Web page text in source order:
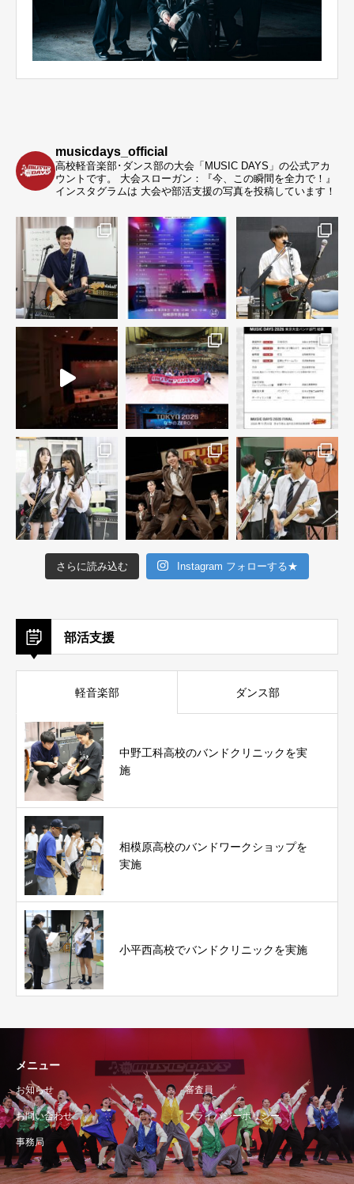
musicdays_official
高校軽音楽部･ダンス部の大会「MUSIC DAYS」の公式アカ
ウントです。
大会スローガン：『今、この瞬間を全力で！』
インスタグラムは 大会や部活支援の写真を投稿しています！
さらに読み込む Instagram フォローする★
部活支援
軽音楽部 ダンス部
中野工科高校のバンドクリニックを実
施
相模原高校のバンドワークショップを
実施
小平西高校でバンドクリニックを実施
メニュー
お知らせ 審査員
お問い合わせ プライバシーポリシー
事務局